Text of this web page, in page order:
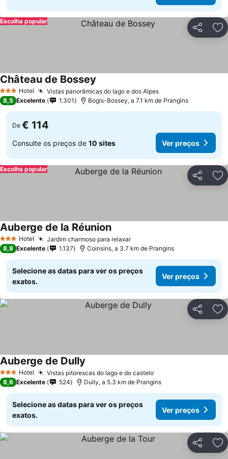
Partilhar
Escolha popular
3 EstrelasHotel Vistas panorâmicas do lago e dos AlpesVer preços
Château de Bossey
8,5 Excelente 1.301 Bogis-Bossey, a 7.1 km de Prangins
De € 114
Consulte os preços de 10 sites Ver preços
Partilhar
Escolha popular
3 EstrelasHotel Jardim charmoso para relaxarVer preços
Auberge de la RéunionVer preços
8,8 Excelente 1.137 Coinsins, a 3.7 km de Prangins
Selecione as datas para ver os preços
exatos.
Ver preços
Partilhar
3 EstrelasHotel Vistas pitorescas do lago e do casteloVer preços
Auberge de Dully
8,6 Excelente 524 Dully, a 5.3 km de Prangins
Selecione as datas para ver os preços
exatos.
Ver preços
Partilhar